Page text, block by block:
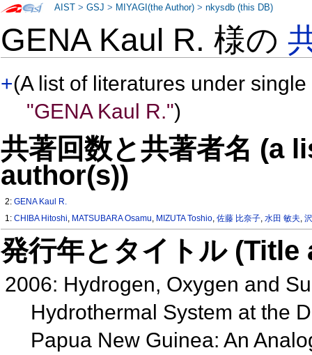
GENA Kaul R. 様の
+(A list of literatures under
"GENA Kaul R.")
共著回数と共著者名 (a
author(s))
2:GENA Kaul R.
1:CHIBA Hitoshi, MATSUBARA Osamu, MIZUTA Toshio,佐藤 比奈子,水田 敏夫,
発行年とタイトル
2006: Hydrogen, Oxygen and
Hydrothermal System at the
Papua New Guinea: An
AIST >GSJ > MIYAGI(the Author) >nkysdb (this DB)